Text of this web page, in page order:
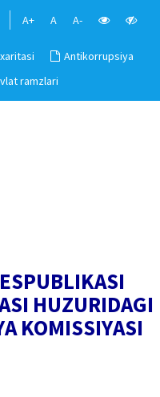
A+ A A-
Antikorrupsiya
ramzlari
HUZURIDAGI
KOMISSIYASI